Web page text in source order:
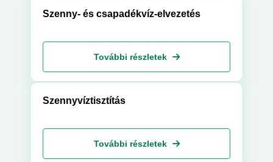
Szenny- és csapadékvíz-elvezetés
További részletek
Szennyvíztisztítás
További részletek